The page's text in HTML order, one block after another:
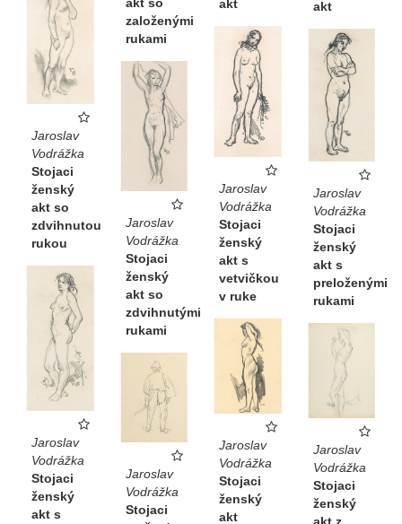
akt so
založenými
rukami
akt
akt
Jaroslav
Vodrážka
Stojaci
ženský
akt so
zdvihnutou
rukou
Jaroslav
Vodrážka
Stojaci
ženský
akt s
vetvičkou
v ruke
Jaroslav
Vodrážka
Stojaci
ženský
akt s
preloženými
rukami
Jaroslav
Vodrážka
Stojaci
ženský
akt so
zdvihnutými
rukami
Jaroslav
Vodrážka
Stojaci
ženský
akt s
Jaroslav
Vodrážka
Stojaci
ženský
akt
Jaroslav
Vodrážka
Stojaci
ženský
Jaroslav
Vodrážka
Stojaci